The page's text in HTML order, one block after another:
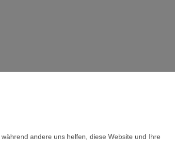
andere uns helfen, diese Website und Ihre